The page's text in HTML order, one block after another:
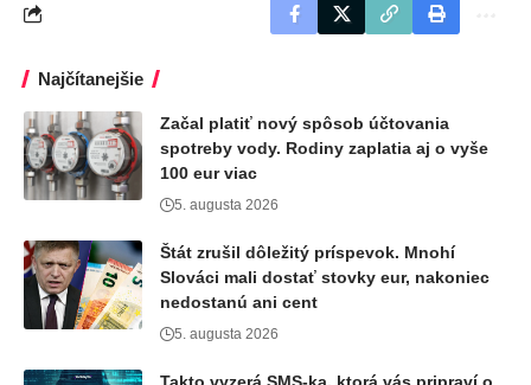
Najčítanejšie
Začal platiť nový spôsob účtovania
spotreby vody. Rodiny zaplatia aj o vyše
100 eur viac
5. augusta 2026
Štát zrušil dôležitý príspevok. Mnohí
Slováci mali dostať stovky eur, nakoniec
nedostanú ani cent
5. augusta 2026
Takto vyzerá SMS-ka, ktorá vás pripraví o